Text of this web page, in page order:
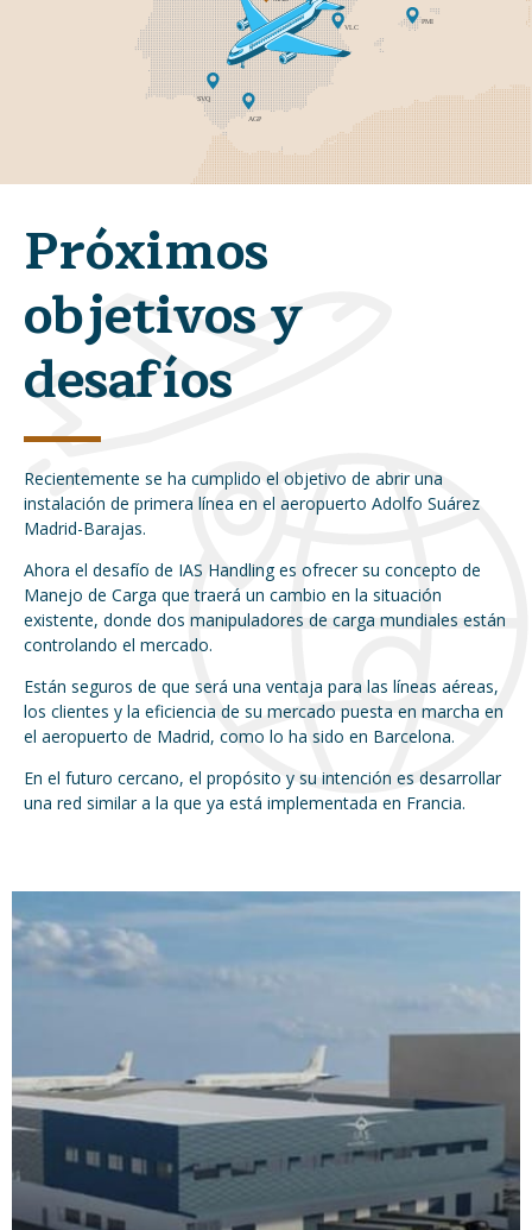
Próximos
objetivos y
desafíos
Recientemente se ha cumplido el objetivo de abrir una
instalación de primera línea en el aeropuerto Adolfo Suárez
Madrid-Barajas.
Ahora el desafío de IAS Handling es ofrecer su concepto de
Manejo de Carga que traerá un cambio en la situación
existente, donde dos manipuladores de carga mundiales están
controlando el mercado.
Están seguros de que será una ventaja para las líneas aéreas,
los clientes y la eficiencia de su mercado puesta en marcha en
el aeropuerto de Madrid, como lo ha sido en Barcelona.
En el futuro cercano, el propósito y su intención es desarrollar
una red similar a la que ya está implementada en Francia.